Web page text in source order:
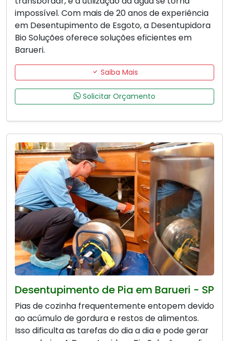
impossível. Com mais de 20 anos de experiência
em Desentupimento de Esgoto, a Desentupidora
Bio Soluções oferece soluções eficientes em
Barueri.
Saiba Mais
Solicitar Orçamento
Desentupimento de Pia em Barueri - SP
Pias de cozinha frequentemente entopem devido
ao acúmulo de gordura e restos de alimentos.
Isso dificulta as tarefas do dia a dia e pode gerar